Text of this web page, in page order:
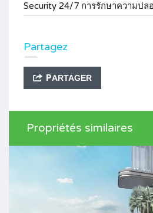
Security 24/7 การรักษาความป
Partagez
PARTAGER
Propriétés similaires